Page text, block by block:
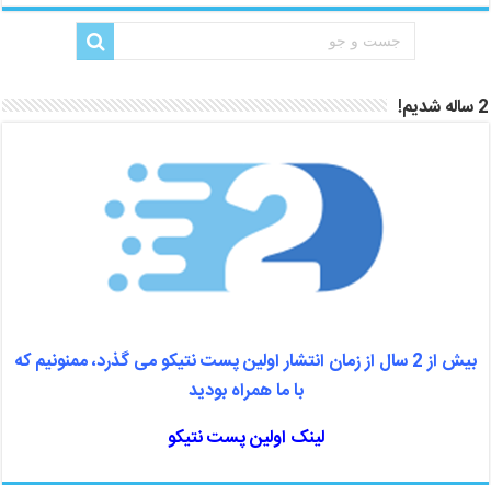
2 ساله شدیم!
بیش از 2 سال از زمان انتشار اولین پست نتیکو می گذرد، ممنونیم که
با ما همراه بودید
لینک اولین پست نتیکو